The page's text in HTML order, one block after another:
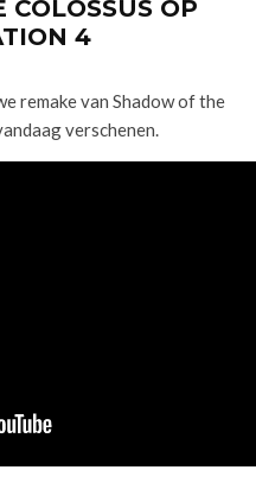
OP
4
remake van Shadow of the
verschenen.